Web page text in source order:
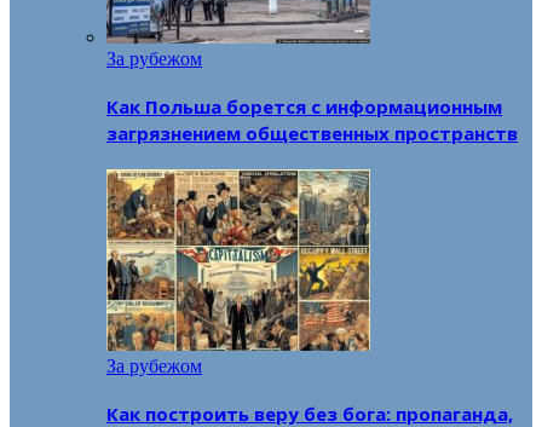
За рубежом
Как Польша борется с информационным
загрязнением общественных пространств
За рубежом
Как построить веру без бога: пропаганда,